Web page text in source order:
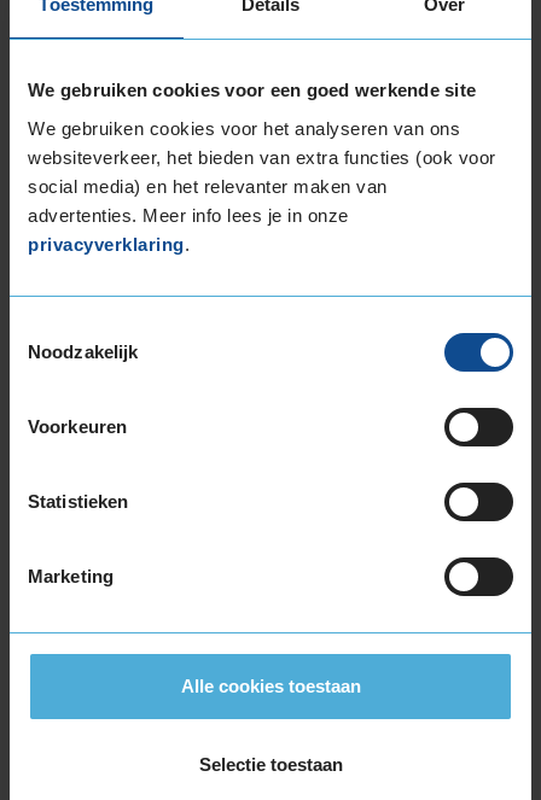
Toestemming Details Over
We gebruiken cookies voor een goed werkende site
We gebruiken cookies voor het analyseren van ons
websiteverkeer, het bieden van extra functies (ook voor
social media) en het relevanter maken van
advertenties. Meer info lees je in onze
privacyverklaring.
Noodzakelijk
Voorkeuren
Statistieken
Marketing
Alle cookies toestaan
Selectie toestaan
of
Beschikbare bandenmaten
18-inch banden
225/60R18 104H EXTRALOAD
235/55R18 104H EXTRALOAD
235/60R18 107H EXTRALOAD
255/55R18 109V EXTRALOAD
235/50R19 103V EXTRALOAD
235/55R19 105V EXTRALOAD